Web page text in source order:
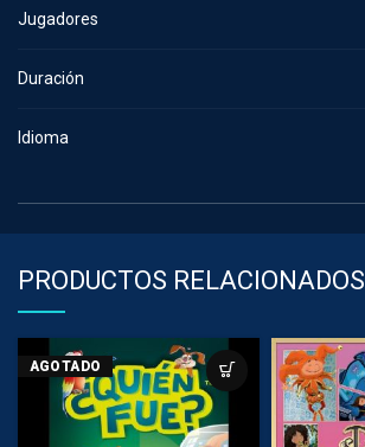
Jugadores
Duración
Idioma
PRODUCTOS RELACIONADOS
AGOTADO